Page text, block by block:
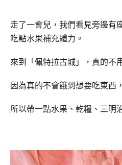
走了一會兒，我們看見旁邊有
吃點水果補充體力。
來到「佩特拉古城」，真的不
因為真的不會餓到想要吃東西
所以帶一點水果、乾糧、三明